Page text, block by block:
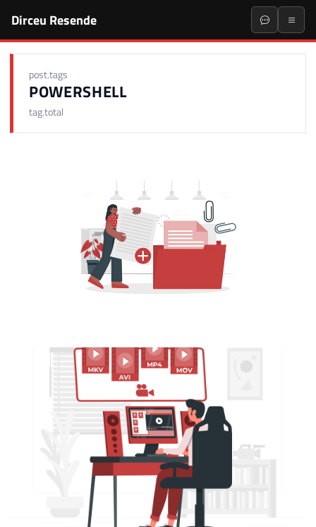
Dirceu Resende
post.tags
POWERSHELL
tag.total
Azure Data Factory (ADF) - Como criar
uma documentação offline (em CSV) do
seu projeto
03 de outubro de 2021 10 min de leitura